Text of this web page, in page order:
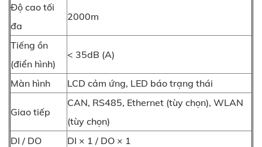
Độ cao tối
đa
2000m
Tiếng ồn
(điển hình)
< 35dB (A)
Màn hình LCD cảm ứng, LED báo trạng thái
Giao tiếp
CAN, RS485, Ethernet (tùy chọn), WLAN
(tùy chọn)
DI / DO
DI × 1 / DO × 1